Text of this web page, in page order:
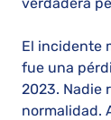
El incidente
fue una
2023. Nadie
normalidad.